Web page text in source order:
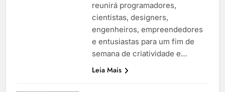
reunirá programadores,
cientistas, designers,
engenheiros, empreendedores
e entusiastas para um fim de
semana de criatividade e…
Leia Mais